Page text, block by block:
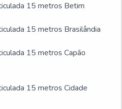
15 metros Betim
15 metros Brasilândia
15 metros Capão
15 metros Cidade